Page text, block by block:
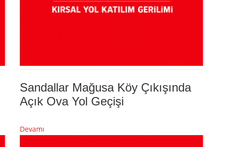
Sandallar Mağusa Köy Çıkışında
Açık Ova Yol Geçişi
Devamı